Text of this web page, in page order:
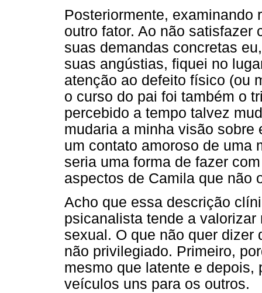
Posteriormente, examinando
outro fator. Ao não satisfazer
suas demandas concretas
suas angústias, fiquei no
atenção ao defeito físico (ou
o curso do pai foi também o
percebido a tempo talvez
mudaria a minha visão sobre
um contato amoroso de uma
seria uma forma de fazer
aspectos de Camila que não
Acho que essa descrição
psicanalista tende a
sexual. O que não quer dizer
não privilegiado. Primeiro,
mesmo que latente e depois,
veículos uns para os outros.